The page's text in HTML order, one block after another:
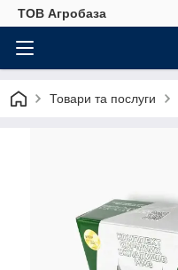
ТОВ Агробаза
Товари та послуги